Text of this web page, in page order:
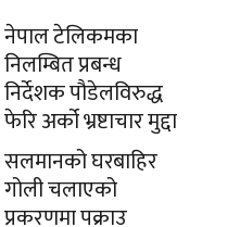
नेपाल टेलिकमका
निलम्बित प्रबन्ध
निर्देशक पौडेलविरुद्ध
फेरि अर्को भ्रष्टाचार मुद्दा
सलमानको घरबाहिर
गोली चलाएको
प्रकरणमा पक्राउ